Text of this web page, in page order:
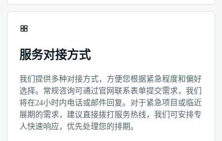
服务对接方式
我们提供多种对接方式，方便您根据紧急程度和偏好
选择。常规咨询可通过官网联系表单提交需求，我们
将在24小时内电话或邮件回复。对于紧急项目或临近
展期的需求，建议直接拨打服务热线，我们可安排专
人快速响应，优先处理您的排期。